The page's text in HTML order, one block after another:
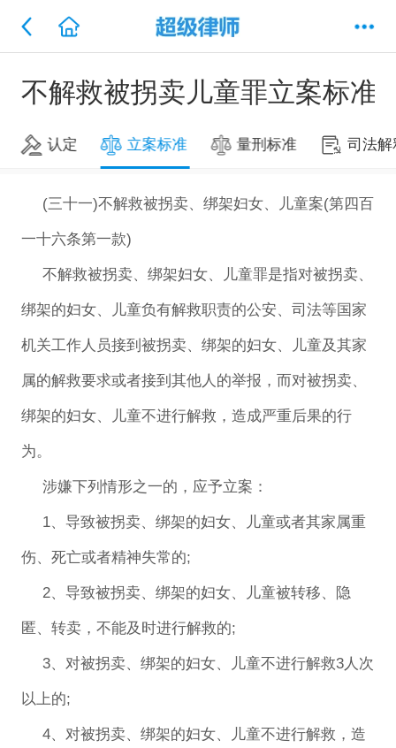
不解救被拐卖儿童罪立案标准
认定 立案标准 量刑标准 司法解
(三十一)不解救被拐卖、绑架妇女、儿童案(第四百
一十六条第一款)
不解救被拐卖、绑架妇女、儿童罪是指对被拐卖、
绑架的妇女、儿童负有解救职责的公安、司法等国家
机关工作人员接到被拐卖、绑架的妇女、儿童及其家
属的解救要求或者接到其他人的举报，而对被拐卖、
绑架的妇女、儿童不进行解救，造成严重后果的行
为。
涉嫌下列情形之一的，应予立案：
1、导致被拐卖、绑架的妇女、儿童或者其家属重
伤、死亡或者精神失常的;
2、导致被拐卖、绑架的妇女、儿童被转移、隐
匿、转卖，不能及时进行解救的;
3、对被拐卖、绑架的妇女、儿童不进行解救3人次
以上的;
4、对被拐卖、绑架的妇女、儿童不进行解救，造